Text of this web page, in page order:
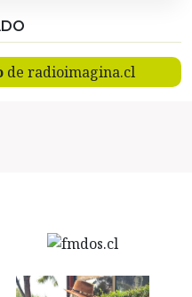
de radioimagina.cl